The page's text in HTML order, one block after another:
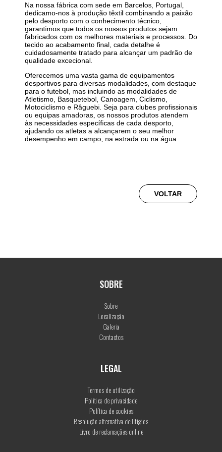
Na nossa fábrica com sede em Barcelos, Portugal,
dedicamo-nos à produção têxtil combinando a paixão
pelo desporto com o conhecimento técnico,
garantimos que todos os nossos produtos sejam
fabricados com os melhores materiais e processos. Do
tecido ao acabamento final, cada detalhe é
cuidadosamente tratado para alcançar um padrão de
qualidade excecional.
Oferecemos uma vasta gama de equipamentos
desportivos para diversas modalidades, com destaque
para o futebol, mas incluindo as modalidades de
Atletismo, Basquetebol, Canoagem, Ciclismo,
Motociclismo e Râguebi. Seja para clubes profissionais
ou equipas amadoras, os nossos produtos atendem
às necessidades específicas de cada desporto,
ajudando os atletas a alcançarem o seu melhor
desempenho em campo, na estrada ou na água.
VOLTAR
SOBRE
Sobre
Localização
Galeria
Contactos
LEGAL
Termos de utilização
Política de privacidade
Política de cookies
Resolução alternativa de litígios
Livro de reclamações online